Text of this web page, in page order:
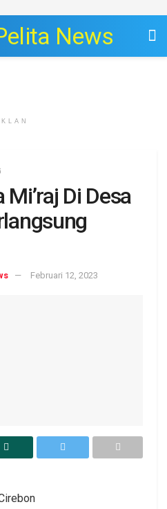
IKLAN
Di Desa
Februari 12, 2023